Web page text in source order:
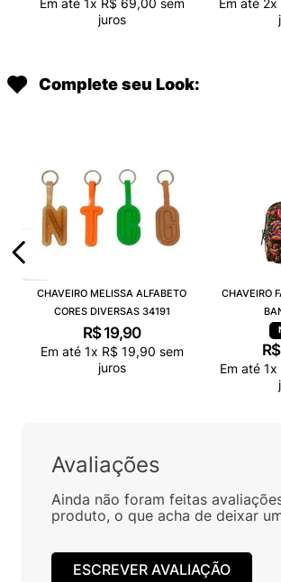
Em até 1 x R$ 69,00 sem
juros
Em até 2x
Complete seu Look:
CHAVEIRO MELISSA ALFABETO
CORES DIVERSAS 34191
R$ 19,90
Em até 1x R$ 19,90 sem
juros
CHAVEIRO
R$
Em até 1x
Avaliações
Ainda não foram feitas
produto, o que acha de deixar
ESCREVER AVALIAÇÃO